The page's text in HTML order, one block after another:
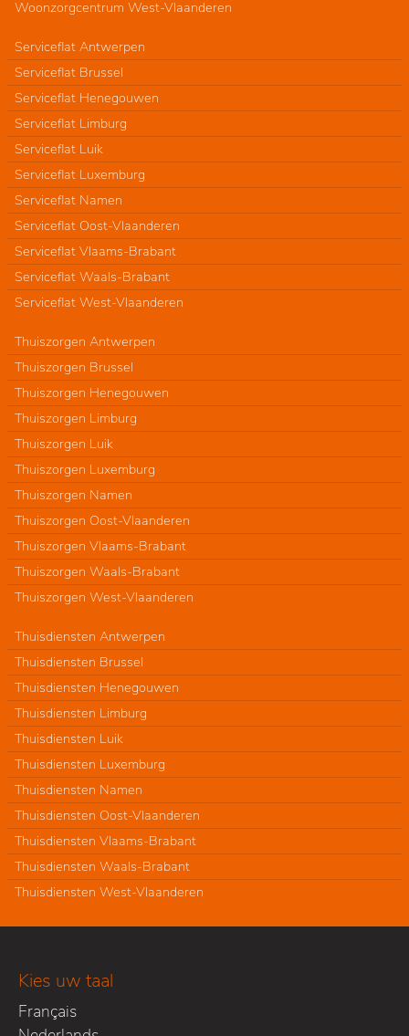
Woonzorgcentrum West-Vlaanderen
Serviceflat Antwerpen
Serviceflat Brussel
Serviceflat Henegouwen
Serviceflat Limburg
Serviceflat Luik
Serviceflat Luxemburg
Serviceflat Namen
Serviceflat Oost-Vlaanderen
Serviceflat Vlaams-Brabant
Serviceflat Waals-Brabant
Serviceflat West-Vlaanderen
Thuiszorgen Antwerpen
Thuiszorgen Brussel
Thuiszorgen Henegouwen
Thuiszorgen Limburg
Thuiszorgen Luik
Thuiszorgen Luxemburg
Thuiszorgen Namen
Thuiszorgen Oost-Vlaanderen
Thuiszorgen Vlaams-Brabant
Thuiszorgen Waals-Brabant
Thuiszorgen West-Vlaanderen
Thuisdiensten Antwerpen
Thuisdiensten Brussel
Thuisdiensten Henegouwen
Thuisdiensten Limburg
Thuisdiensten Luik
Thuisdiensten Luxemburg
Thuisdiensten Namen
Thuisdiensten Oost-Vlaanderen
Thuisdiensten Vlaams-Brabant
Thuisdiensten Waals-Brabant
Thuisdiensten West-Vlaanderen
Kies uw taal
Français